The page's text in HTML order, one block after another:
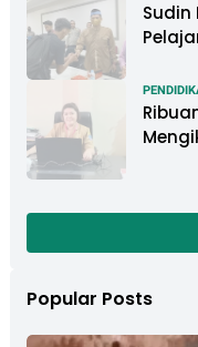
Sudin
Popular Posts